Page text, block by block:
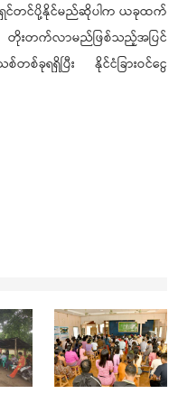
အရှင်တင်ပို့နိုင်မည်ဆိုပါက ယခုထက်
းတက်လာမည်ဖြစ်သည့်အပြင်
ရရှိပြီး နိုင်ငံခြားဝင်ငွေ